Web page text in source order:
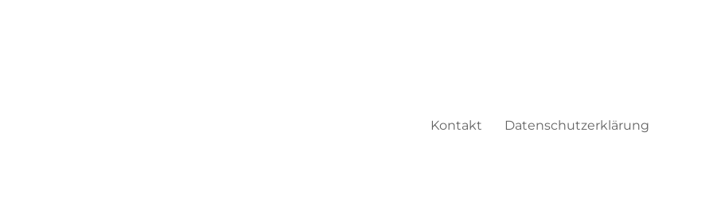
Kontakt Datenschutzerklärung